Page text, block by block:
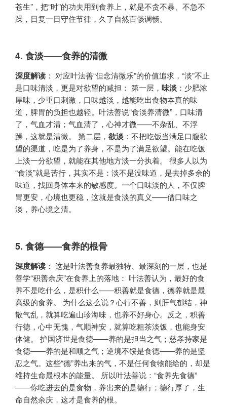
苍生”，把“时”的功夫用到食养上，就是不贪不暴、不急不
躁，日复一日守住节律，久了自然百骸调畅。
4. 食淡——食养的清微
深度解读 ​： 对应叶法善“但念清微乐”的价值追求，“淡”不止
是口味清淡，更是对欲望的减担： 第一层，​ 味淡 ​：少肥浓
厚味，少重口刺激，口味越淡，越能吃出食物本真的味
道，脾胃的负担也越轻。叶法善说“食淡养清微”，口味清
了，气血才清；气血清了，心神才微——不杂乱、不浮
躁，这就是清微。 第二层，​ 欲淡 ​：不把吃饭当满足口腹欲
望的渠道，吃是为了养身，不是为了满足欲望。能在吃饭
上淡一分欲望，就能在其他地方淡一分执着。 很多人以为
“食淡”就是苦行，其实不是：淡不是没味道，是去掉多余的
味道，找回身体本来的敏感度。一个口味淡的人，不仅脾
胃更安，心境也更稳，这就是食淡的真义——借口味之
淡，养心境之清。
5. 食德——食养的根骨
深度解读 ​： 这是叶法善食养最独特、最深刻的一层，也是
善学“积善余庆”在食养上的落地： 叶法善认为，最好的食
养不是吃什么，是积什么——积善就是食德，德养就是最
高级的食养。 为什么这么说？心行不善，则肝气郁结，神
散气乱，就算吃遍山珍海味，也养不好身心。反之，积善
行德，心中无愧，气顺神安，就算吃粗茶淡饭，也能身安
体健。 护国济世是食德——养的是担当之气；慈孝持家是
食德——养的是和顺之气；逆境不馁是食德——养的是坚
忍之气。这些“德”养出来的气，不是任何食物能给的，却是
维持生命最根本的能量。 所以叶法善说：“食养先食德”
——你吃进去的是食物，养出来的是德行；德行厚了，生
命自然余庆，这才是食养的根。